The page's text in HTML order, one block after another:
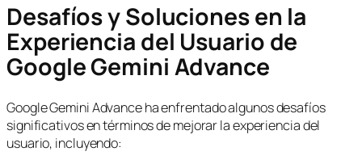
Desafíos y Soluciones en la
Experiencia del Usuario de
Google Gemini Advance
Google Gemini Advance ha enfrentado algunos desafíos
significativos en términos de mejorar la experiencia del
usuario, incluyendo: